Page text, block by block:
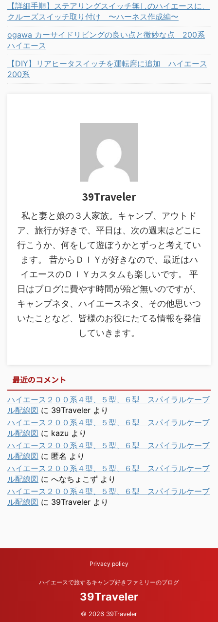
【詳細手順】ステアリングスイッチ無しのハイエースに、
クルーズスイッチ取り付け 〜ハーネス作成編〜
ogawa カーサイドリビングの良い点と微妙な点 200系
ハイエース
【DIY】リアヒータスイッチを運転席に追加 ハイエース
200系
39Traveler
私と妻と娘の３人家族。キャンプ、アウトド
ア、旅行が好きで、平日は、次の週末はどこに
行こうか、何をして遊ぼうかとずっと考えてい
ます。 昔からＤＩＹが好きなので、最近はハ
イエースのＤＩＹカスタムも楽しいです。 平
日はブログに費やす時間が殆ど無いのですが、
キャンプネタ、ハイエースネタ、その他思いつ
いたことなど、皆様のお役にたてる情報を発信
していきます。
最近のコメント
ハイエース２００系４型、５型、６型 スパイラルケーブ
ル配線図 に 39Traveler より
ハイエース２００系４型、５型、６型 スパイラルケーブ
ル配線図 に kazu より
ハイエース２００系４型、５型、６型 スパイラルケーブ
ル配線図 に 匿名 より
ハイエース２００系４型、５型、６型 スパイラルケーブ
ル配線図 に へなちょこず より
ハイエース２００系４型、５型、６型 スパイラルケーブ
ル配線図 に 39Traveler より
Privacy policy
ハイエースで旅するキャンプ好きファミリーのブログ
39Traveler
© 2026 39Traveler